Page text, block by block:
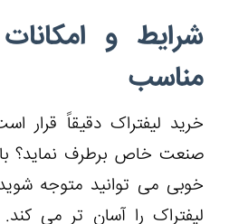
شرایط و
مناسب
خرید لیفتراک دقیقاً قرار
صنعت خاص برطرف نماید؟
خوبی می توانید متوجه
لیفتراک را آسان تر می